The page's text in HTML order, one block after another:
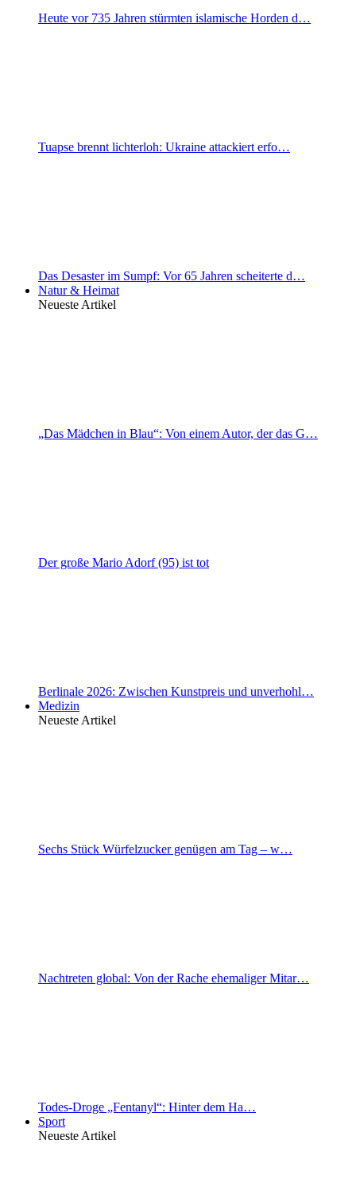
Heute vor 735 Jahren stürmten islamische Horden d…
Tuapse brennt lichterloh: Ukraine attackiert erfo…
Das Desaster im Sumpf: Vor 65 Jahren scheiterte d…
Natur & Heimat
Neueste Artikel
„Das Mädchen in Blau“: Von einem Autor, der das G…
Der große Mario Adorf (95) ist tot
Berlinale 2026: Zwischen Kunstpreis und unverhohl…
Medizin
Neueste Artikel
Sechs Stück Würfelzucker genügen am Tag – w…
Nachtreten global: Von der Rache ehemaliger Mitar…
Todes-Droge „Fentanyl“: Hinter dem Ha…
Sport
Neueste Artikel